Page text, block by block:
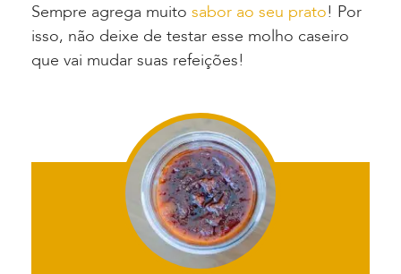
Sempre agrega muito sabor ao seu prato! Por
isso, não deixe de testar esse molho caseiro
que vai mudar suas refeições!